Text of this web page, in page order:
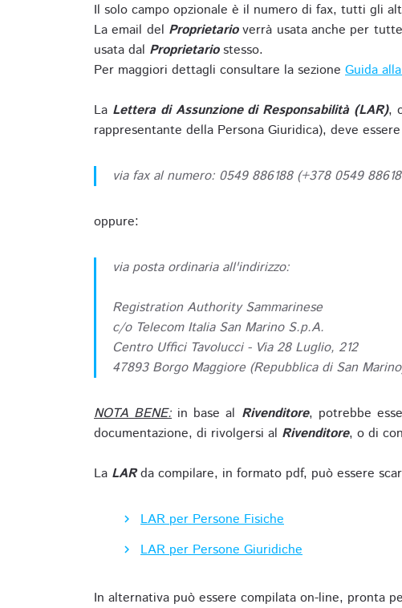
Il solo campo opzionale è il numero di fax, tutti gli
La email del Proprietarioverrà usata anche per
usata dal Proprietariostesso.
Per maggiori dettagli consultare la sezione Guida
La Lettera di Assunzione di Responsabilità (LAR),
rappresentante della Persona Giuridica), deve
via fax al numero: 0549 886188 (+378 0549
oppure:
via posta ordinaria all'indirizzo:
Registration Authority Sammarinese
c/o Telecom Italia San Marino S.p.A.
Centro Uffici Tavolucci - Via 28 Luglio, 212
47893 Borgo Maggiore (Repubblica di San
NOTA BENE: in base al Rivenditore, potrebbe
documentazione, di rivolgersi al Rivenditore, o di
La LARda compilare, in formato pdf, può essere
LAR per Persone Fisiche
LAR per Persone Giuridiche
In alternativa può essere compilata on-line, pronta